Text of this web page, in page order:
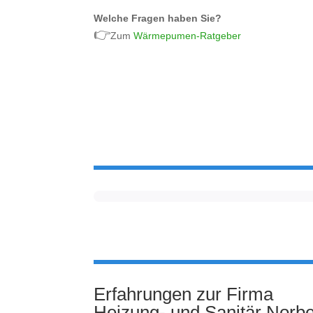
Welche Fragen haben Sie?
👉ZumWärmepumen-Ratgeber
Erfahrungen zur Firma